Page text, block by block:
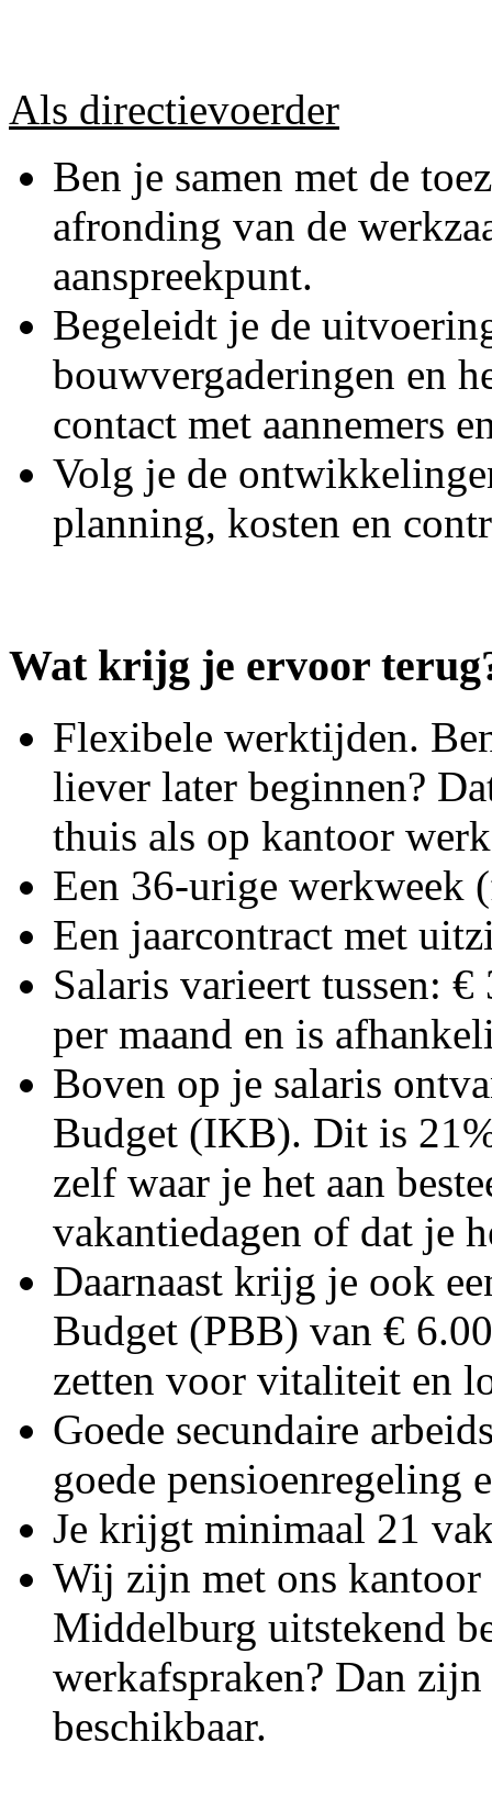
Als directievoerder
Ben je samen met de
afronding van de
aanspreekpunt.
Begeleidt je de
bouwvergaderingen en
contact met aannemers
Volg je de
planning, kosten en
Wat krijg je ervoor
Flexibele werktijden.
liever later beginnen?
thuis als op kantoor
Een 36-urige werkweek
Een jaarcontract met
Salaris varieert tussen:
per maand en is
Boven op je salaris
Budget (IKB). Dit is
zelf waar je het aan
vakantiedagen of dat je
Daarnaast krijg je ook
Budget (PBB) van €
zetten voor vitaliteit en
Goede secundaire
goede
Je krijgt minimaal 21
Wij zijn met ons kantoor
Middelburg uitstekend
werkafspraken? Dan
beschikbaar.